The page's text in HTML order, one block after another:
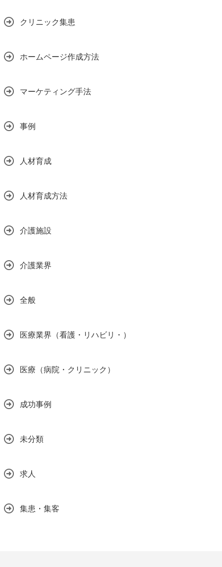
クリニック集患
ホームページ作成方法
マーケティング手法
事例
人材育成
人材育成方法
介護施設
介護業界
全般
医療業界（看護・リハビリ・）
医療（病院・クリニック）
成功事例
未分類
求人
集患・集客